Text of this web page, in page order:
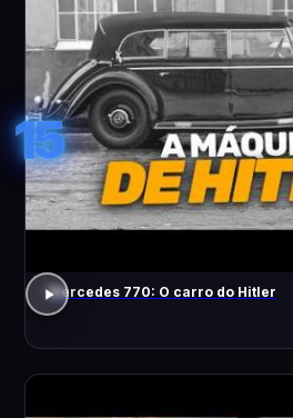
15
Mercedes 770: O carro do Hitler